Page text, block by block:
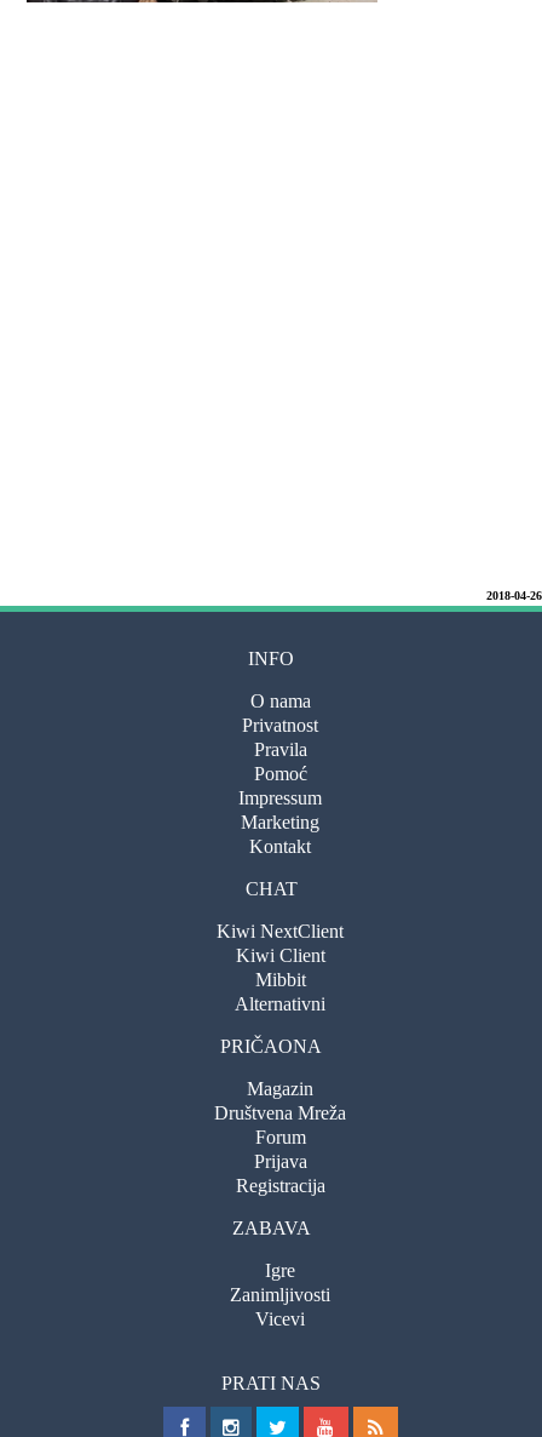
2018-04-26
INFO
O nama
Privatnost
Pravila
Pomoć
Impressum
Marketing
Kontakt
CHAT
Kiwi NextClient
Kiwi Client
Mibbit
Alternativni
PRIČAONA
Magazin
Društvena Mreža
Forum
Prijava
Registracija
ZABAVA
Igre
Zanimljivosti
Vicevi
PRATI NAS